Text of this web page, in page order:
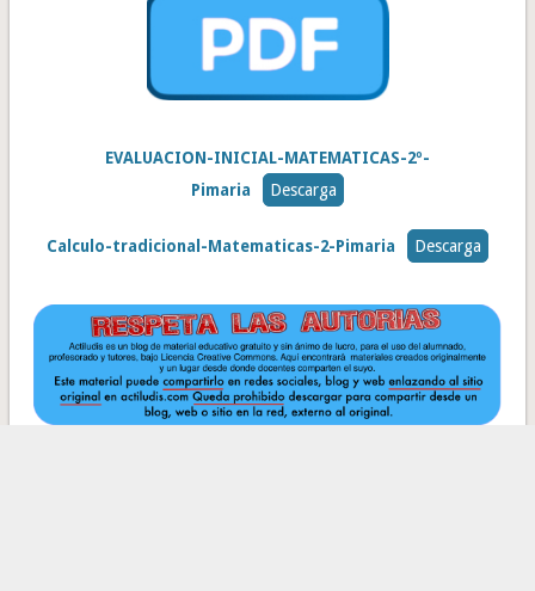
EVALUACION-INICIAL-MATEMATICAS-2º-
Pimaria
Descarga
Calculo-tradicional-Matematicas-2-Pimaria Descarga